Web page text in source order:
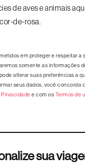
de aves e animais
de-rosa.
em proteger e respeitar a
somente as informações
alterar suas preferências a
seus dados, você concorda
e com os Termos de
sua